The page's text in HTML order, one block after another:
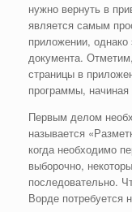
нужно вернуть в
является самым
приложении,
документа.
страницы в
программы, начиная
Первым делом
называется
когда необходимо
выборочно,
последовательно.
Ворде потребуется